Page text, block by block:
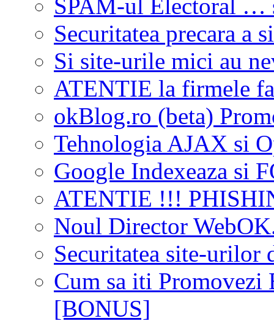
SPAM-ul Electoral …
Securitatea precara a
Si site-urile mici au
ATENTIE la firmele
okBlog.ro (beta)
Tehnologia AJAX si
Google Indexeaza si
ATENTIE !!!
Noul Director
Securitatea site-urilor
Cum sa iti Promovezi
[BONUS]